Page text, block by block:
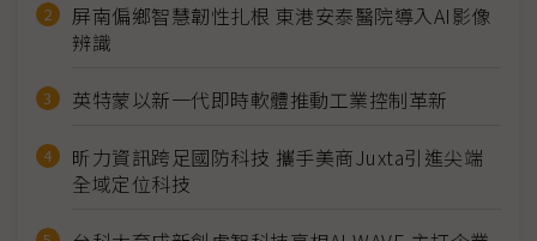
屏南偏鄉智慧韌性扎根 東港安泰醫院導入AI影像
辨識
英特蒙以新一代即時軟體推動工業控制革新
昕力資訊跨足國防科技 攜手美商Juxta引進尖端
全域定位科技